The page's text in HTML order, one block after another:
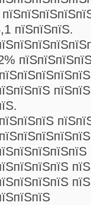
пїЅпїЅпїЅ.